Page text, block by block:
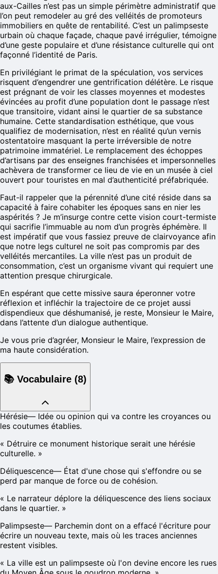
aux-Cailles n’est pas un simple périmètre administratif que
l’on peut remodeler au gré des velléités de promoteurs
immobiliers en quête de rentabilité. C’est un palimpseste
urbain où chaque façade, chaque pavé irrégulier, témoigne
d’une geste populaire et d’une résistance culturelle qui ont
façonné l’identité de Paris.
En privilégiant le primat de la spéculation, vos services
risquent d’engendrer une gentrification délétère. Le risque
est prégnant de voir les classes moyennes et modestes
évincées au profit d’une population dont le passage n’est
que transitoire, vidant ainsi le quartier de sa substance
humaine. Cette standardisation esthétique, que vous
qualifiez de modernisation, n’est en réalité qu’un vernis
ostentatoire masquant la perte irréversible de notre
patrimoine immatériel. Le remplacement des échoppes
d’artisans par des enseignes franchisées et impersonnelles
achèvera de transformer ce lieu de vie en un musée à ciel
ouvert pour touristes en mal d’authenticité préfabriquée.
Faut-il rappeler que la pérennité d’une cité réside dans sa
capacité à faire cohabiter les époques sans en nier les
aspérités ? Je m’insurge contre cette vision court-termiste
qui sacrifie l’immuable au nom d’un progrès éphémère. Il
est impératif que vous fassiez preuve de clairvoyance afin
que notre legs culturel ne soit pas compromis par des
velléités mercantiles. La ville n’est pas un produit de
consommation, c’est un organisme vivant qui requiert une
attention presque chirurgicale.
En espérant que cette missive saura éperonner votre
réflexion et infléchir la trajectoire de ce projet aussi
dispendieux que déshumanisé, je reste, Monsieur le Maire,
dans l’attente d’un dialogue authentique.
Je vous prie d’agréer, Monsieur le Maire, l’expression de
ma haute considération.
📚 Vocabulaire (8)
Hérésie— Idée ou opinion qui va contre les croyances ou
les coutumes établies.
« Détruire ce monument historique serait une hérésie
culturelle. »
Déliquescence— État d'une chose qui s'effondre ou se
perd par manque de force ou de cohésion.
« Le narrateur déplore la déliquescence des liens sociaux
dans le quartier. »
Palimpseste— Parchemin dont on a effacé l'écriture pour
écrire un nouveau texte, mais où les traces anciennes
restent visibles.
« La ville est un palimpseste où l'on devine encore les rues